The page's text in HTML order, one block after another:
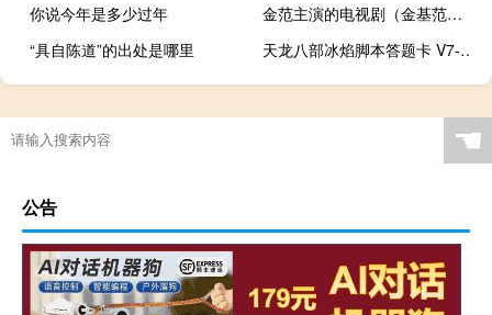
你说今年是多少过年
金范主演的电视剧（金基范演过的电视剧）
“具自陈道”的出处是哪里
天龙八部冰焰脚本答题卡 V7-180729A 官方免费版（天龙八部冰焰脚本答题卡 V7-180729A 官方免费版功能简介）
☚
公告